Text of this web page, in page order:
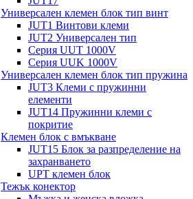
Универсален клемен блок тип винт
JUT1 Винтови клеми
JUT2 Универсален тип
Серия UUT 1000V
Серия UUK 1000V
Универсален клемен блок тип пружина
JUT3 Клеми с пружинни
елементи
JUT14 Пружинни клеми с
покритие
Клемен блок с вмъкване
JUT15 Блок за разпределение на
захранването
UPT клемен блок
Тежък конектор